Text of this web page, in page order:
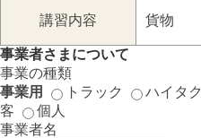
講習内容 貨物
事業者さまについて
事業の種類
事業用
トラック ハイタク
客
個人
事業者名